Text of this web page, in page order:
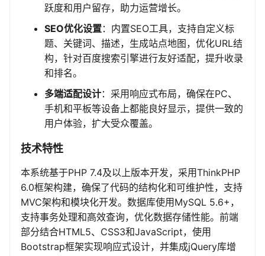
跃度和用户留存，助力运营增长。
SEO优化设置：内置SEO工具，支持自定义标
题、关键词、描述，生成站点地图，优化URL结
构，针对百度搜索引擎进行友好适配，提升收录
和排名。
多端适配设计：采用响应式布局，确保在PC、
手机和平板等设备上都能良好显示，提供一致的
用户体验，扩大受众覆盖。
技术特性
本系统基于PHP 7.4及以上版本开发，采用ThinkPHP
6.0框架构建，确保了代码的结构化和可维护性，支持
MVC架构和模块化开发。数据库使用MySQL 5.6+，
支持事务处理和高效查询，优化数据存储性能。前端
部分结合HTML5、CSS3和JavaScript，使用
Bootstrap框架实现响应式设计，并集成jQuery库增